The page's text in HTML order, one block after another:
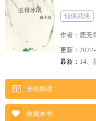
仙侠武侠
作者： 鹿无
更新：
最新： 14、
开始阅读
收藏本书